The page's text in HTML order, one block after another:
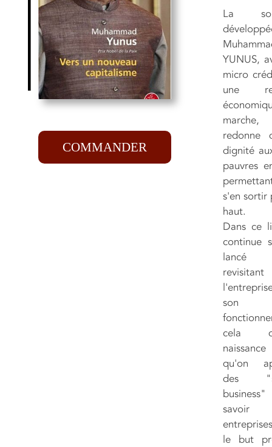
COMMANDER
La
YUNUS,
micro
une
redonne
dignité
pauvres
s'en sortir
haut.
Dans ce
continue
revisitant
son
cela
qu'on
des
savoir
le but